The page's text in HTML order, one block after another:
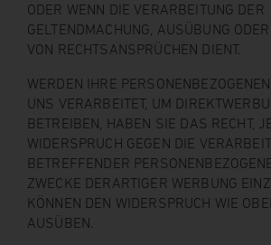
ODER WENN DIE VERARBEITUNG DER
GELTENDMACHUNG, AUSÜBUNG
VON RECHTSANSPRÜCHEN DIENT.
WERDEN IHRE
UNS VERARBEITET, UM
BETREIBEN, HABEN SIE DAS RECHT,
WIDERSPRUCH GEGEN DIE
BETREFFENDER
ZWECKE DERARTIGER WERBUNG
KÖNNEN DEN WIDERSPRUCH WIE
AUSÜBEN.